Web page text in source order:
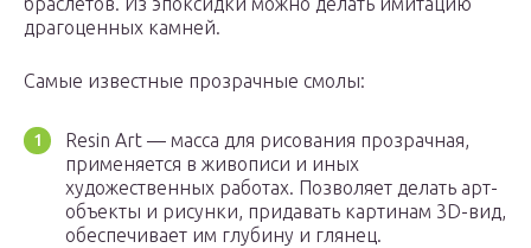
драгоценных камней.
Самые известные прозрачные смолы:
Resin Art — масса для рисования прозрачная,
применяется в живописи и иных
художественных работах. Позволяет делать арт-
объекты и рисунки, придавать картинам 3D-вид,
обеспечивает им глубину и глянец.